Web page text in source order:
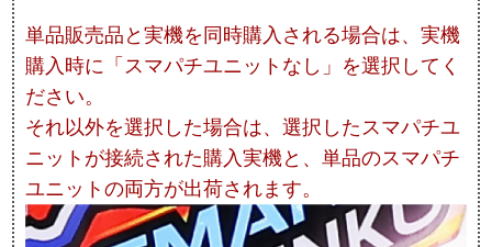
単品販売品と実機を同時購入される場合は、実機
購入時に「スマパチユニットなし」を選択してく
ださい。
それ以外を選択した場合は、選択したスマパチユ
ニットが接続された購入実機と、単品のスマパチ
ユニットの両方が出荷されます。